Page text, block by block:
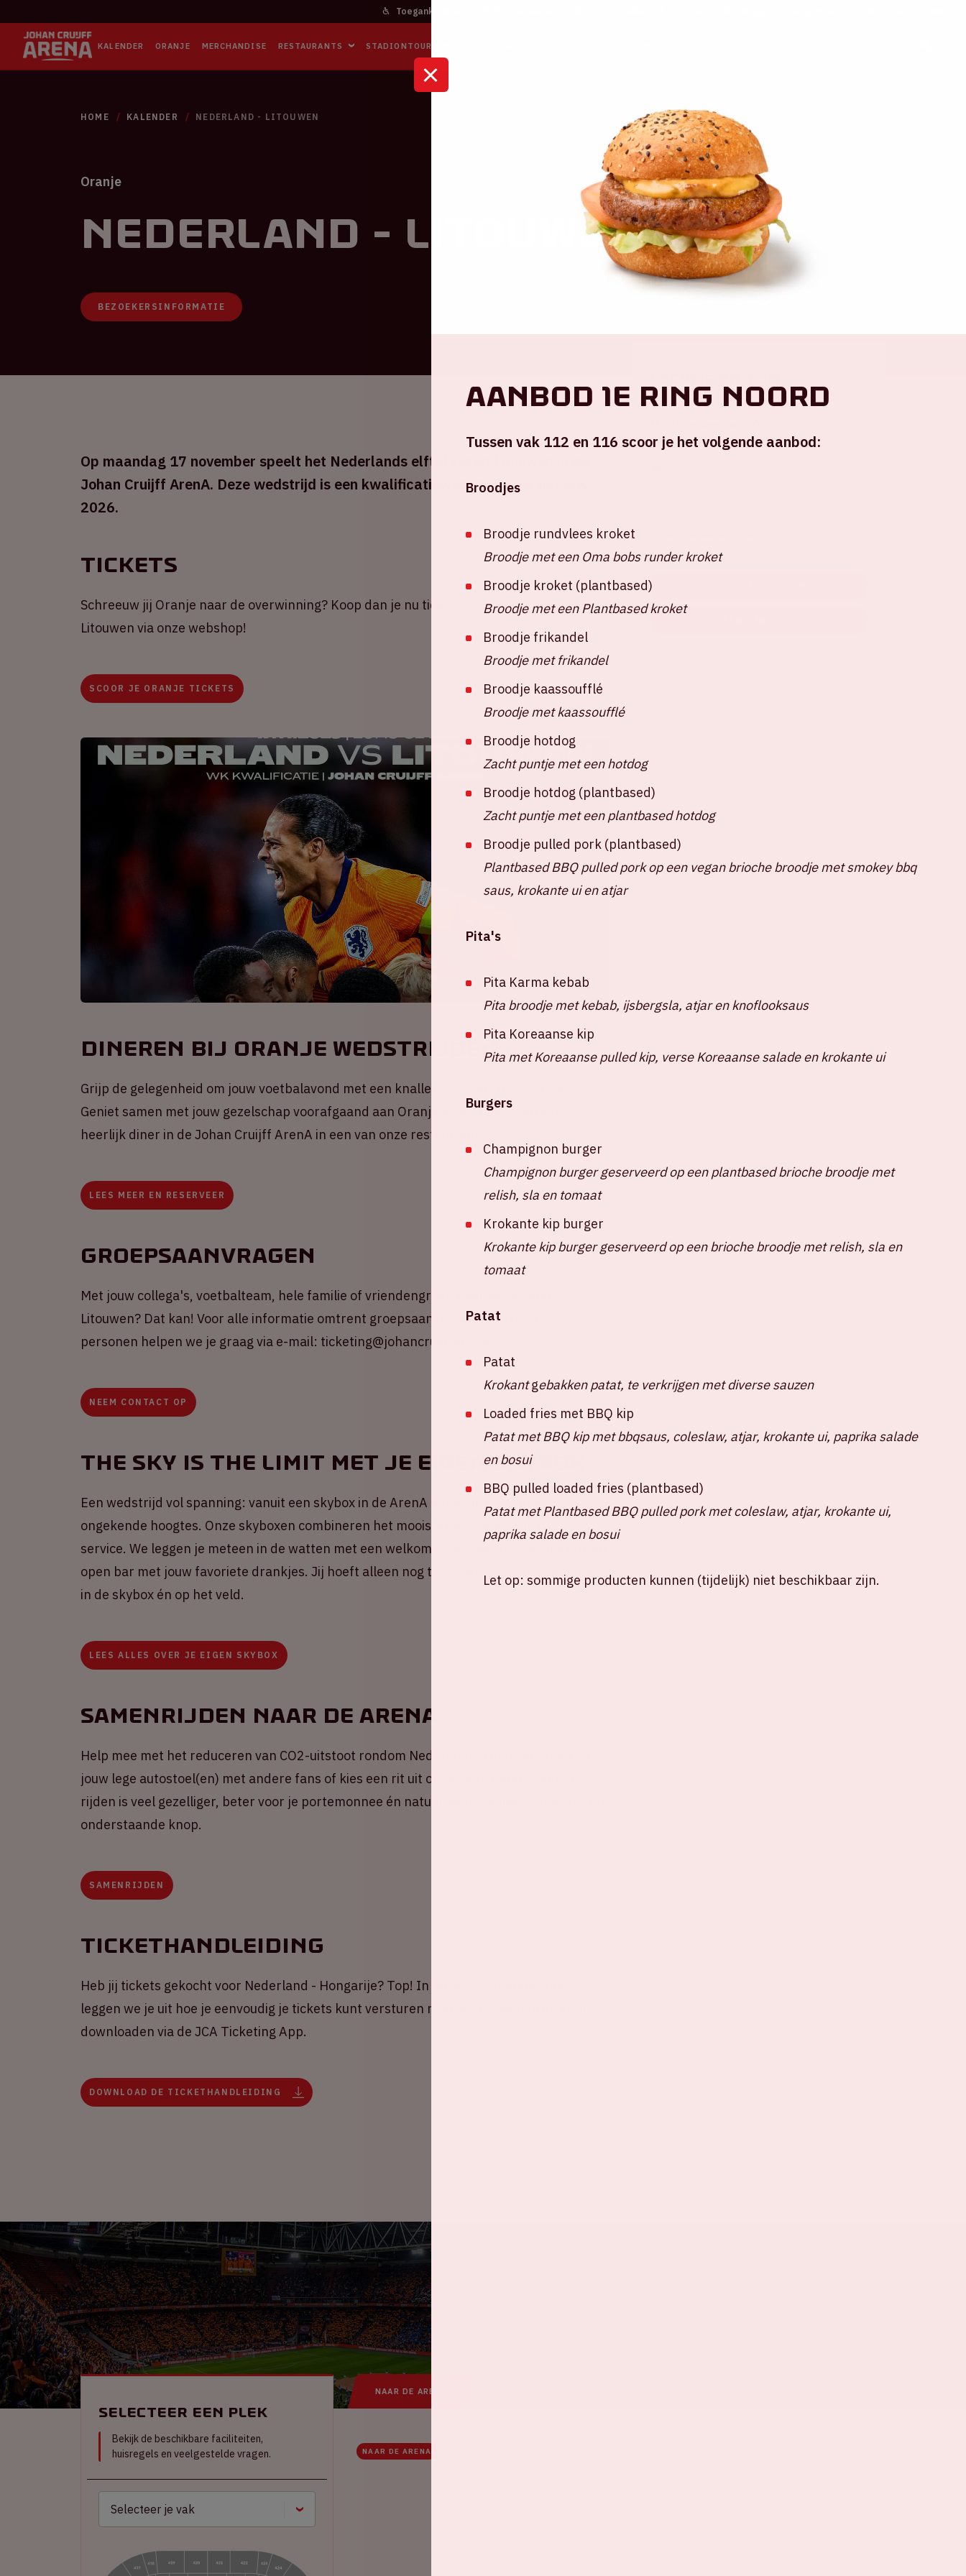
Toegankelijkheid
KALENDER ORANJE MERCHANDISE RESTAURANTS STADIONTOURS
HOME KALENDER NEDERLAND - LITOUWEN
Oranje
Nederland - Litouwen
BEZOEKERSINFORMATIE
Op maandag 17 november speelt het Nederlands elftal tegen Litouwen in de
Johan Cruijff ArenA. Deze wedstrijd is een kwalificatiewedstrijd voor het WK
2026.
Tickets
Schreeuw jij Oranje naar de overwinning? Koop dan je nu tickets voor Nederland -
Litouwen via onze webshop!
SCOOR JE ORANJE TICKETS
Dineren bij Oranje wedstrijden
Grijp de gelegenheid om jouw voetbalavond met een knaller van start te laten gaan.
Geniet samen met jouw gezelschap voorafgaand aan Oranje wedstrijden van een
heerlijk diner in de Johan Cruijff ArenA in een van onze restaurants.
LEES MEER EN RESERVEER
Groepsaanvragen
Met jouw collega's, voetbalteam, hele familie of vriendengroep naar Nederland -
Litouwen? Dat kan! Voor alle informatie omtrent groepsaanvragen van 10 tot 70
personen helpen we je graag via e-mail: ticketing@johancruijffarena.nl.
NEEM CONTACT OP
The sky is the limit met je eigen skybox
Een wedstrijd vol spanning: vanuit een skybox in de ArenA beleef je het vanaf
ongekende hoogtes. Onze skyboxen combineren het mooiste uitzicht met de beste
service. We leggen je meteen in de watten met een welkomstcocktail, luxe hapjes en een
open bar met jouw favoriete drankjes. Jij hoeft alleen nog te genieten van het spektakel
in de skybox én op het veld.
LEES ALLES OVER JE EIGEN SKYBOX
Samenrijden naar de ArenA
Help mee met het reduceren van CO2-uitstoot rondom Nederland - Litouwen! Deel nu
jouw lege autostoel(en) met andere fans of kies een rit uit om mee te rijden. Samen
rijden is veel gezelliger, beter voor je portemonnee én natuurlijk het milieu. Druk snel op
onderstaande knop.
SAMENRIJDEN
Tickethandleiding
Heb jij tickets gekocht voor Nederland - Hongarije? Top! In onze tickethandleiding
leggen we je uit hoe je eenvoudig je tickets kunt versturen naar je gezelschap en kunt
downloaden via de JCA Ticketing App.
DOWNLOAD DE TICKETHANDLEIDING
NAAR DE ARENA
NAAR DE ARENA
Selecteer een plek
Bekijk de beschikbare faciliteiten,
huisregels en veelgestelde vragen.
Aanbod 1e ring Noord
Tussen vak 112 en 116 scoor je het volgende aanbod:
Broodjes
Broodje rundvlees kroket
Broodje met een Oma bobs runder kroket
Broodje kroket (plantbased)
Broodje met een Plantbased kroket
Broodje frikandel
Broodje met frikandel
Broodje kaassoufflé
Broodje met kaassoufflé
Broodje hotdog
Zacht puntje met een hotdog
Broodje hotdog (plantbased)
Zacht puntje met een plantbased hotdog
Broodje pulled pork (plantbased)
Plantbased BBQ pulled pork op een vegan brioche broodje met smokey bbq
saus, krokante ui en atjar
Pita's
Pita Karma kebab
Pita broodje met kebab, ijsbergsla, atjar en knoflooksaus
Pita Koreaanse kip
Pita met Koreaanse pulled kip, verse Koreaanse salade en krokante ui
Burgers
Champignon burger
Champignon burger geserveerd op een plantbased brioche broodje met
relish, sla en tomaat
Krokante kip burger
Krokante kip burger geserveerd op een brioche broodje met relish, sla en
tomaat
Patat
Patat
Krokantgebakken patat, te verkrijgen met diverse sauzen
Loaded fries met BBQ kip
Patat met BBQ kip met bbqsaus, coleslaw, atjar, krokante ui, paprika salade
en bosui
BBQ pulled loaded fries (plantbased)
Patat met Plantbased BBQ pulled pork met coleslaw, atjar, krokante ui,
paprika salade en bosui
Let op: sommige producten kunnen (tijdelijk) niet beschikbaar zijn.